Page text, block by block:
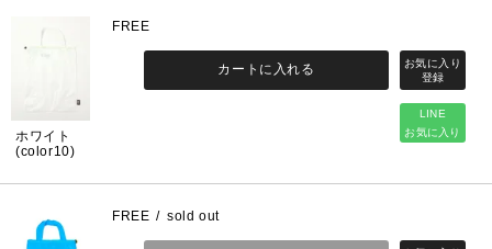
ホワイト
(color10)
FREE
LINE
お気に入り
カートに入れる
FREE sold out